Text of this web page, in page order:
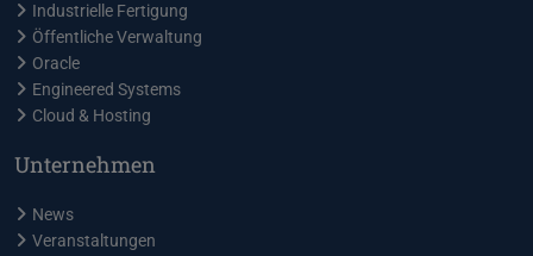
Industrielle Fertigung
Öffentliche Verwaltung
Oracle
Engineered Systems
Cloud & Hosting
Unternehmen
News
Veranstaltungen